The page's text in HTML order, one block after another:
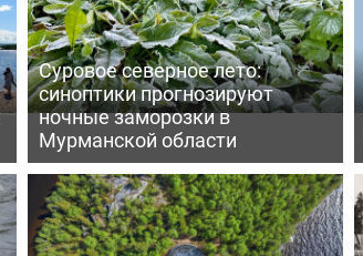
Суровое северное лето:
синоптики прогнозируют
ночные заморозки в
Мурманской области